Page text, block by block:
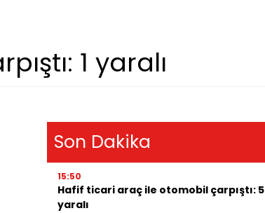
1 yaralı
Son Dakika
15:50
Hafif ticari araç ile otomobil çarpıştı: 5
yaralı